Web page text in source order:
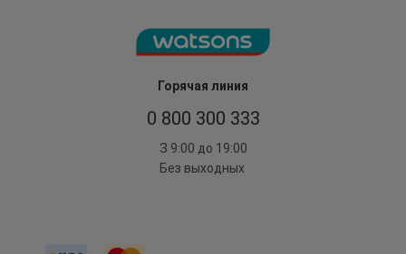
Горячая линия
0 800 300 333
З 9:00 до 19:00
Без выходных